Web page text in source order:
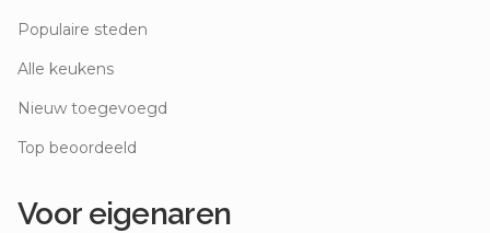
Populaire steden
Alle keukens
Nieuw toegevoegd
Top beoordeeld
Voor eigenaren